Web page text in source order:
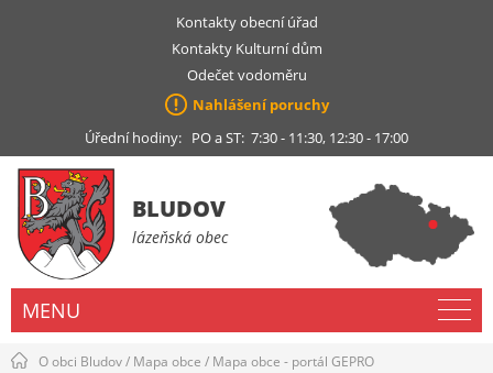
Kontakty obecní úřad
Kontakty Kulturní dům
Odečet vodoměru
Nahlášení poruchy
Úřední hodiny: PO a ST: 7:30 - 11:30, 12:30 - 17:00
BLUDOV
lázeňská obec
MENU
O obci Bludov/ Mapa obce / Mapa obce - portál GEPRO